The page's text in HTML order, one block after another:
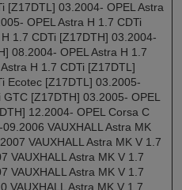
[Z17DTL] 03.2004- OPEL Astra
OPEL Astra H 1.7 CDTi
1.7 CDTi [Z17DTH] 03.2004-
08.2004- OPEL Astra H 1.7
H 1.7 CDTi [Z17DTL]
Ecotec [Z17DTL] 03.2005-
[Z17DTH] 03.2005- OPEL
12.2004- OPEL Corsa C
VAUXHALL Astra MK
VAUXHALL Astra MK V 1.7
VAUXHALL Astra MK V 1.7
VAUXHALL Astra MK V 1.7
VAUXHALL Astra MK V 1.7